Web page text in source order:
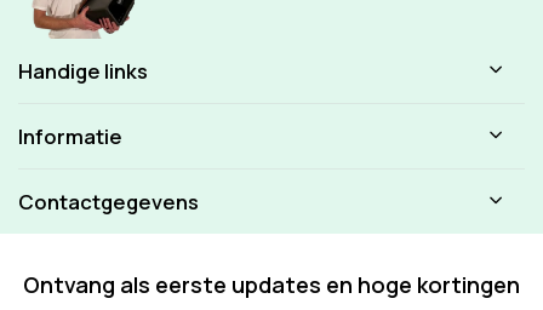
Handige links
Informatie
Contactgegevens
Ontvang als eerste updates en hoge kortingen